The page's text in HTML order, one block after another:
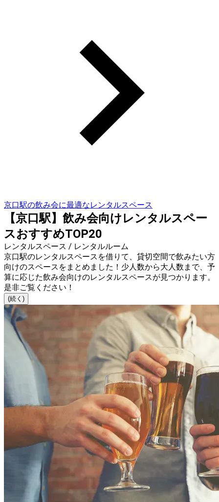
京口駅の飲み会に最適なレンタルスペース
【京口駅】飲み会向けレンタルスペー
スおすすめTOP20
レンタルスペース / レンタルルーム
京口駅のレンタルスペースを借りて、貸切空間で飲みたい方
向けのスペースをまとめました！少人数から大人数まで、予
算に応じた飲み会向けのレンタルスペースが見つかります。
是非ご覧ください！
(続く)